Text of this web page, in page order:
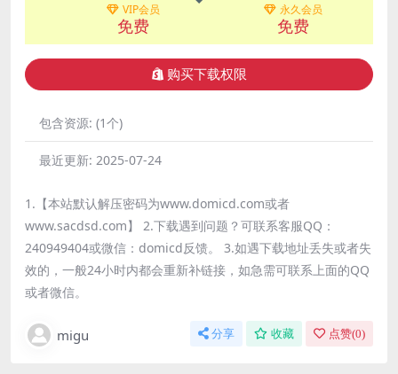
VIP会员
免费
永久会员
免费
购买下载权限
包含资源: (1个)
最近更新: 2025-07-24
1.【本站默认解压密码为www.domicd.com或者
www.sacdsd.com】 2.下载遇到问题？可联系客服QQ：
240949404或微信：domicd反馈。 3.如遇下载地址丢失或者失
效的，一般24小时内都会重新补链接，如急需可联系上面的QQ
或者微信。
migu 分享 收藏 点赞(0)